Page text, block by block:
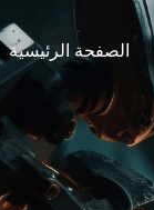
الصفحة الرئيسية